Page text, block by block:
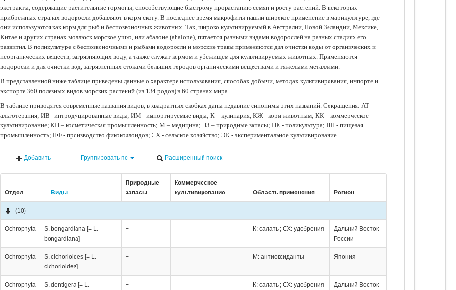
экстракты, содержащие растительные гормоны, способствующие быстрому прорастанию семян и росту растений. В некоторых
прибрежных странах водоросли добавляют в корм скоту. В последнее время макрофиты нашли широкое применение в марикультуре, где
они используются как корм для рыб и беспозвоночных животных. Так, широко культивируемый в Австралии, Новой Зеландии, Мексике,
Китае и других странах моллюск морское ушко, или абалоне (abalone), питается разными видами водорослей на разных стадиях его
развития. В поликультуре с беспозвоночными и рыбами водоросли и морские травы применяются для очистки воды от органических и
неорганических веществ, загрязняющих воду, а также служат кормом и убежищем для культивируемых животных. Применяются
водоросли и для очистки вод, загрязненных стоками больших городов органическими веществами и тяжелыми металлами.
В представленной ниже таблице приведены данные о характере использования, способах добычи, методах культивирования, импорте и
экспорте 360 полезных видов морских растений (из 134 родов) в 60 странах мира.
В таблице приводятся современные названия видов, в квадратных скобках даны недавние синонимы этих названий. Сокращения: АТ –
альготерапия; ИВ - интродуцированные виды; ИМ - импортируемые виды; К – кулинария; КЖ - корм животным; КК – коммерческое
культивирование; КП – косметическая промышленность; М – медицина; ПЗ – природные запасы; ПК - поликультура; ПП - пищевая
промышленность; ПФ - производство фикоколлоидов; СХ - сельское хозяйство; ЭК - экспериментальное культивирование.
Добавить Группировать по Расширенный поиск
Отдел Виды
Природные
запасы
Коммерческое
культивирование
Область применения Регион
-(10)
Ochrophyta
S. bongardiana [= L.
bongardiana]
+ - К: салаты; СХ: удобрения
Дальний Восток
России
Ochrophyta
S. cichorioides [= L.
cichorioides]
+ - М: антиоксиданты Япония
Ochrophyta
S. dentigera [= L.
+ - К: салаты; СХ: удобрения
Дальний Восток